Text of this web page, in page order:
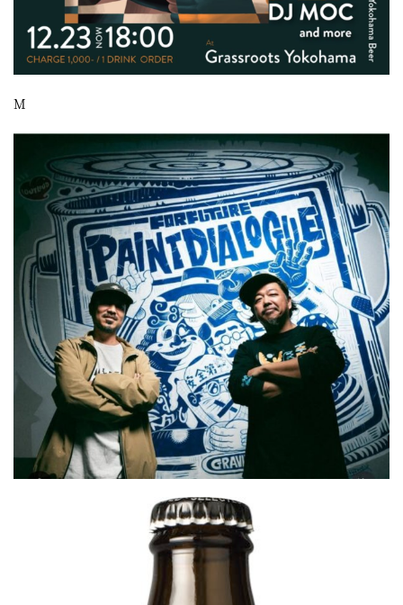
あ
る
ダ
イ
ニ
ン
グ
バ
ー
M